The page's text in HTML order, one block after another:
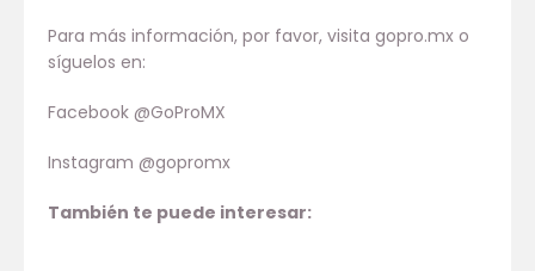
Para más información, por favor, visita gopro.mx o
síguelos en:
Facebook @GoProMX
Instagram @gopromx
También te puede interesar: